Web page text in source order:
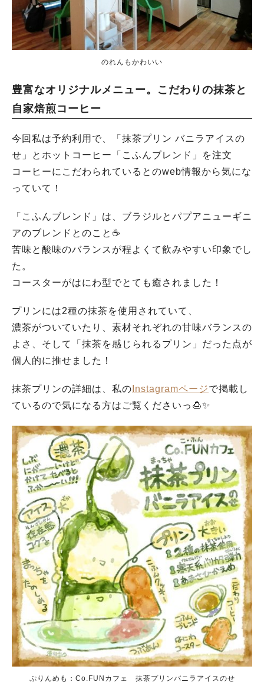
のれんもかわいい
豊富なオリジナルメニュー。こだわりの抹茶と
自家焙煎コーヒー
今回私は予約利用で、「抹茶プリン バニラアイスの
せ」とホットコーヒー「こふんブレンド」を注文
コーヒーにこだわられているとのweb情報から気にな
っていて！
「こふんブレンド」は、ブラジルとパプアニューギニ
アのブレンドとのこと☕
苦味と酸味のバランスが程よくて飲みやすい印象でし
た。
コースターがはにわ型でとても癒されました！
プリンには2種の抹茶を使用されていて、
濃茶がついていたり、素材それぞれの甘味バランスの
よさ、そして「抹茶を感じられるプリン」だった点が
個人的に推せました！
抹茶プリンの詳細は、私の Instagramページで掲載し
ているので気になる方はご覧くださいっ🍮✨
ぷりんめも：Co.FUNカフェ 抹茶プリンバニラアイスのせ